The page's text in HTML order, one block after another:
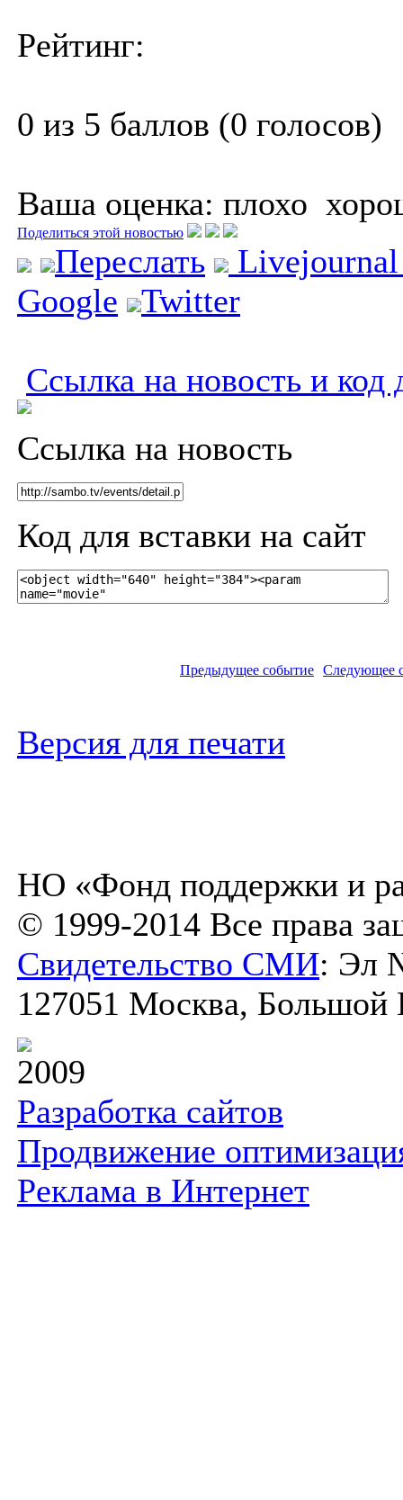
Рейтинг:
0 из 5 баллов (0 голосов)
Ваша оценка: плохо
Поделиться этой новостью
Переслать
Google
Twitter
Ссылка на новость и код
Ссылка на новость
Код для вставки на сайт
Предыдущее событие Следующее
Версия для печати
НО «Фонд поддержки и
© 1999-2014 Все права
Свидетельство СМИ: Эл
127051 Москва, Большой
2009
Разработка сайтов
Продвижение
Реклама в Интернет